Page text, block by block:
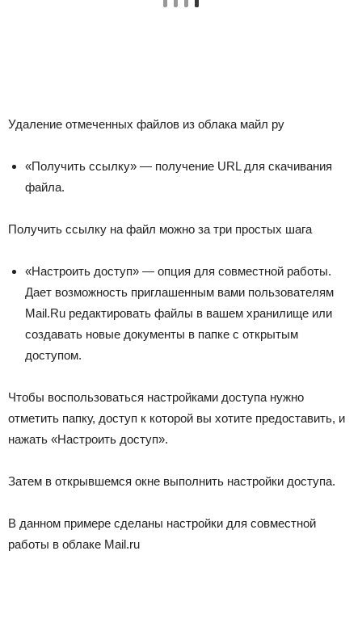
Удаление отмеченных файлов из облака майл ру
«Получить ссылку» — получение URL для скачивания
файла.
Получить ссылку на файл можно за три простых шага
«Настроить доступ» — опция для совместной работы.
Дает возможность приглашенным вами пользователям
Mail.Ru редактировать файлы в вашем хранилище или
создавать новые документы в папке с открытым
доступом.
Чтобы воспользоваться настройками доступа нужно
отметить папку, доступ к которой вы хотите предоставить, и
нажать «Настроить доступ».
Затем в открывшемся окне выполнить настройки доступа.
В данном примере сделаны настройки для совместной
работы в облаке Mail.ru